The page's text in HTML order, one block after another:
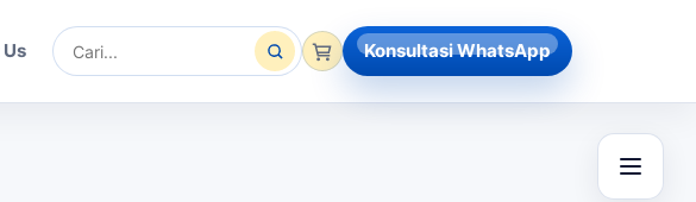
Cari
Konsultasi WhatsApp